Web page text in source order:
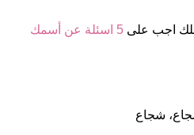
5 اسئلة عن أسمك